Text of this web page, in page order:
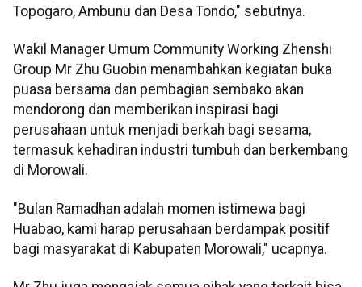
Topogaro, Ambunu dan Desa Tondo," sebutnya.
Wakil Manager Umum Community Working Zhenshi
Group Mr Zhu Guobin menambahkan kegiatan buka
puasa bersama dan pembagian sembako akan
mendorong dan memberikan inspirasi bagi
perusahaan untuk menjadi berkah bagi sesama,
termasuk kehadiran industri tumbuh dan berkembang
di Morowali.
"Bulan Ramadhan adalah momen istimewa bagi
Huabao, kami harap perusahaan berdampak positif
bagi masyarakat di Kabupaten Morowali," ucapnya.